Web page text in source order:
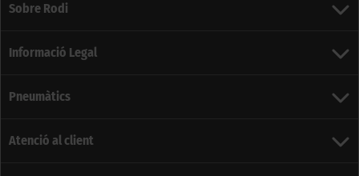
Sobre Rodi
Informació Legal
Pneumàtics
Atenció al client